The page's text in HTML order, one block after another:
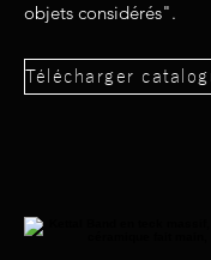
objets considérés".